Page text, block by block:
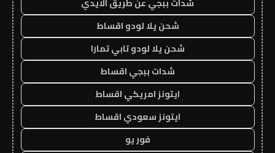
شحن يلا لودو اقساط
شحن يلا لودو تابي تمارا
شدات ببجي اقساط
ايتونز امريكي اقساط
ايتونز سعودي اقساط
فور يو